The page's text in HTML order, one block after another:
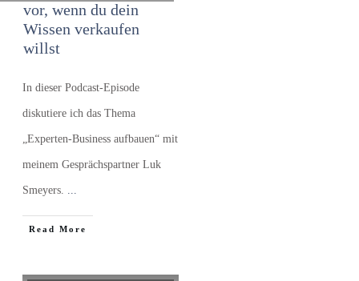
vor, wenn du dein
Wissen verkaufen
willst
In dieser Podcast-Episode
diskutiere ich das Thema
„Experten-Business aufbauen“ mit
meinem Gesprächspartner Luk
Smeyers. ...
​Read More